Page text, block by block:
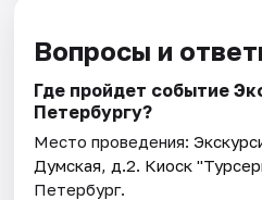
Вопросы и
Где пройдет событие
Петербургу?
Место проведения:
Думская, д.2. Киоск
Петербург.